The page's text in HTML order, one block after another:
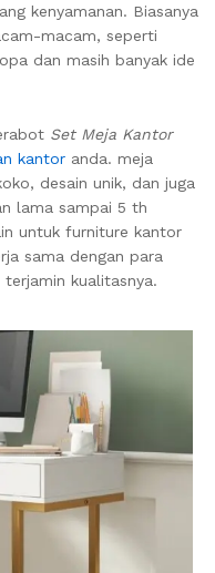
kenyamanan. Biasanya
macam, seperti
dan masih banyak ide
Set Meja Kantor
kantor anda. meja
desain unik, dan juga
lama sampai 5 th
untuk furniture kantor
sama dengan para
kualitasnya.